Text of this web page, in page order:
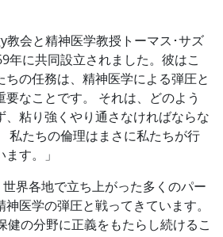
教会と精神医学教授トーマス･サズ
年に共同設立されました。彼はこ
ちの任務は、精神医学による弾圧と
なことです。 それは、どのよう
、粘り強くやり通さなければならな
私たちの倫理はまさに私たちが行
す。」
界各地で立ち上がった多くのパー
神医学の弾圧と戦ってきています。
健の分野に正義をもたらし続けるこ